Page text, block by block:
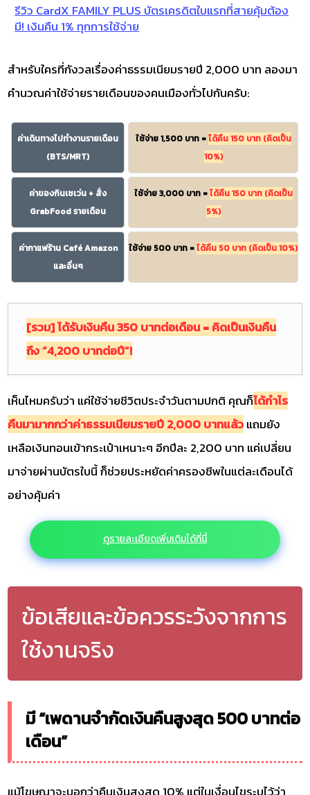
รีวิว CardX FAMILY PLUS บัตรเครดิตใบแรกที่สายคุ้มต้อง
มี! เงินคืน 1% ทุกการใช้จ่าย
สำหรับใครที่กังวลเรื่องค่าธรรมเนียมรายปี 2,000 บาท ลองมา
คำนวณค่าใช้จ่ายรายเดือนของคนเมืองทั่วไปกันครับ:
ค่าเดินทางไปทำงานรายเดือน
(BTS/MRT)
ใช้จ่าย 1,500 บาท =ได้คืน 150 บาท (คิดเป็น
10%)
ค่าของกินเซเว่น + สั่ง
GrabFood รายเดือน
ใช้จ่าย 3,000 บาท =ได้คืน 150 บาท (คิดเป็น
5%)
ค่ากาแฟร้าน Café Amazon
และอื่นๆ
ใช้จ่าย 500 บาท =ได้คืน 50 บาท (คิดเป็น 10%)
[รวม] ได้รับเงินคืน 350 บาทต่อเดือน = คิดเป็นเงินคืน
ถึง “4,200 บาทต่อปี”!
เห็นไหมครับว่า แค่ใช้จ่ายชีวิตประจำวันตามปกติ คุณก็ได้กำไร
คืนมามากกว่าค่าธรรมเนียมรายปี 2,000 บาทแล้วแถมยัง
เหลือเงินทอนเข้ากระเป๋าเหนาะๆ อีกปีละ 2,200 บาท แค่เปลี่ยน
มาจ่ายผ่านบัตรใบนี้ ก็ช่วยประหยัดค่าครองชีพในแต่ละเดือนได้
อย่างคุ้มค่า
ดูรายละเอียดเพิ่มเติมได้ที่นี่
ข้อเสียและข้อควรระวังจากการ
ใช้งานจริง
มี “เพดานจำกัดเงินคืนสูงสุด 500 บาทต่อ
เดือน”